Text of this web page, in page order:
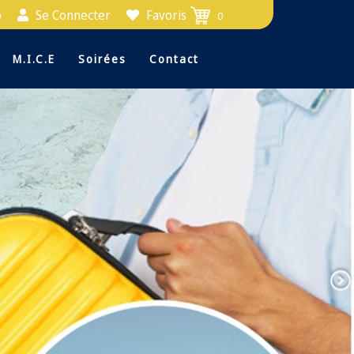
Se Connecter Favoris 0
M.i.c.e Soirées Contact